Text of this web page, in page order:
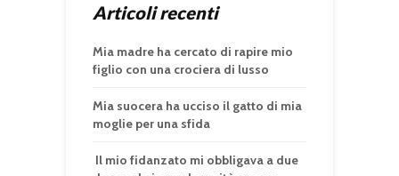
Articoli recenti
Mia madre ha cercato di rapire mio
figlio con una crociera di lusso
Mia suocera ha ucciso il gatto di mia
moglie per una sfida
Il mio fidanzato mi obbligava a due